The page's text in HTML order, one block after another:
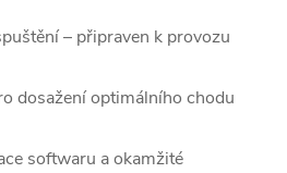
– připraven k provozu
dosažení optimálního chodu
softwaru a okamžité